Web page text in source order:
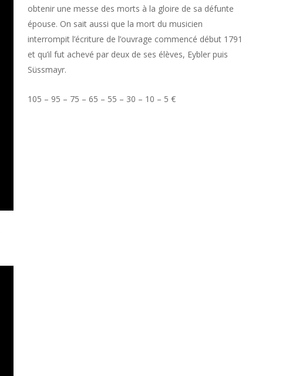
obtenir une messe des morts à la gloire de sa défunte
épouse. On sait aussi que la mort du musicien
interrompit l’écriture de l’ouvrage commencé début 1791
et qu’il fut achevé par deux de ses élèves, Eybler puis
Süssmayr.
105 – 95 – 75 – 65 – 55 – 30 – 10 – 5 €